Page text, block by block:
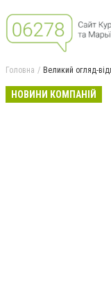
Головна Великий огляд-
НОВИНИ КОМПАНІЙ